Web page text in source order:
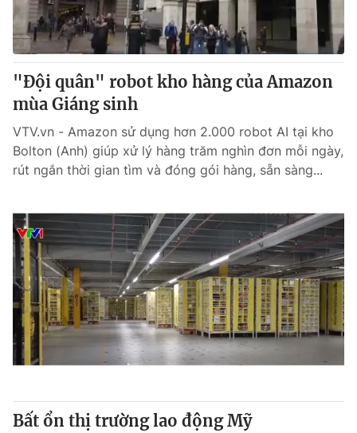
"Đội quân" robot kho hàng của Amazon
mùa Giáng sinh
VTV.vn - Amazon sử dụng hơn 2.000 robot AI tại kho
Bolton (Anh) giúp xử lý hàng trăm nghìn đơn mỗi ngày,
rút ngắn thời gian tìm và đóng gói hàng, sẵn sàng...
Bất ổn thị trường lao động Mỹ